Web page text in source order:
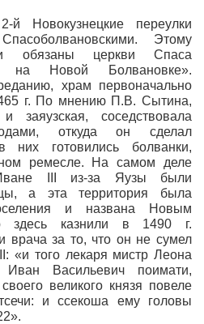
Новокузнецкие переулки
Этому
обязаны церкви Спаса
на Новой Болвановке».
храм первоначально
г. По мнению П.В. Сытина,
заяузская, соседствовала
откуда он сделал
них готовились болванки,
ремесле. На самом деле
III из-за Яузы были
а эта территория была
и названа Новым
здесь казнили в 1490 г.
врача за то, что он не сумел
«и того лекаря мистр Леона
Иван Васильевич поимати,
великого князя повеле
и ссекоша ему головы